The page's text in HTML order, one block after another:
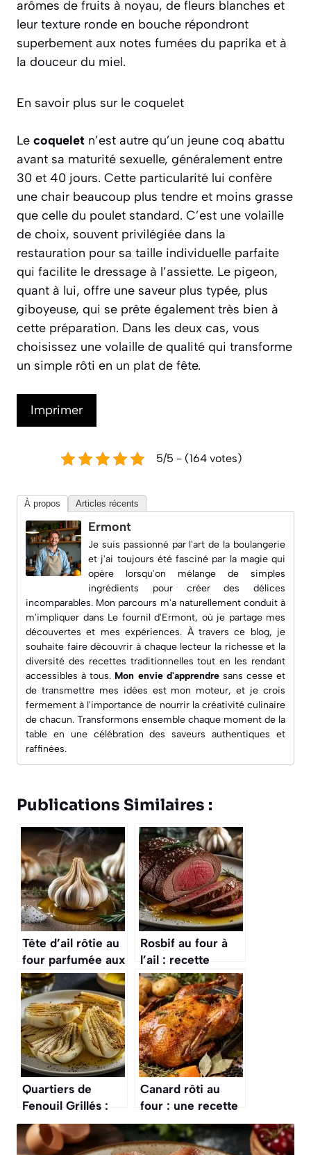
arômes de fruits à noyau, de fleurs blanches et
leur texture ronde en bouche répondront
superbement aux notes fumées du paprika et à
la douceur du miel.
En savoir plus sur le coquelet
Le coquelet n’est autre qu’un jeune coq abattu
avant sa maturité sexuelle, généralement entre
30 et 40 jours. Cette particularité lui confère
une chair beaucoup plus tendre et moins grasse
que celle du poulet standard. C’est une volaille
de choix, souvent privilégiée dans la
restauration pour sa taille individuelle parfaite
qui facilite le dressage à l’assiette. Le pigeon,
quant à lui, offre une saveur plus typée, plus
giboyeuse, qui se prête également très bien à
cette préparation. Dans les deux cas, vous
choisissez une volaille de qualité qui transforme
un simple rôti en un plat de fête.
Imprimer
5/5 - (164 votes)
À propos Articles récents
Ermont
Je suis passionné par l'art de la boulangerie
et j'ai toujours été fasciné par la magie qui
opère lorsqu'on mélange de simples
ingrédients pour créer des délices
incomparables. Mon parcours m'a naturellement conduit à
m'impliquer dans Le fournil d'Ermont, où je partage mes
découvertes et mes expériences. À travers ce blog, je
souhaite faire découvrir à chaque lecteur la richesse et la
diversité des recettes traditionnelles tout en les rendant
accessibles à tous. Mon envie d'apprendresans cesse et
de transmettre mes idées est mon moteur, et je crois
fermement à l'importance de nourrir la créativité culinaire
de chacun. Transformons ensemble chaque moment de la
table en une célébration des saveurs authentiques et
raffinées.
Publications Similaires :
Tête d’ail rôtie au
four parfumée aux
herbes : la recette
simple et
savoureuse
Rosbif au four à
l’ail : recette
savoureuse et
facile
Quartiers de
Fenouil Grillés :
recette Facile et
Savoureuse
Canard rôti au
four : une recette
savoureuse